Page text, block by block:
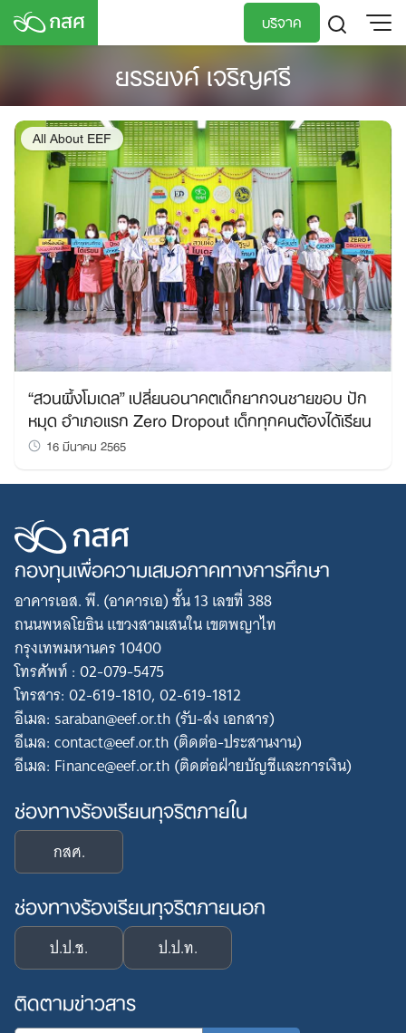
Skip
บริจาค
ยรรยงค์ เจริญศรี
All About EEF
“สวนผึ้งโมเดล” เปลี่ยนอนาคตเด็กยากจนชายขอบ ปัก
หมุด อำเภอแรก Zero Dropout เด็กทุกคนต้องได้เรียน
16 มีนาคม 2565
กองทุนเพื่อความเสมอภาคทางการศึกษา
อาคารเอส. พี. (อาคารเอ) ชั้น 13 เลขที่ 388
ถนนพหลโยธิน แขวงสามเสนใน เขตพญาไท
กรุงเทพมหานคร 10400
โทรศัพท์ : 02-079-5475
โทรสาร: 02-619-1810, 02-619-1812
อีเมล: saraban@eef.or.th (รับ-ส่ง เอกสาร)
อีเมล: contact@eef.or.th (ติดต่อ-ประสานงาน)
อีเมล: Finance@eef.or.th (ติดต่อฝ่ายบัญชีและการเงิน)
ช่องทางร้องเรียนทุจริตภายใน
กสศ.
ช่องทางร้องเรียนทุจริตภายนอก
ป.ป.ช. ป.ป.ท.
ติดตามข่าวสาร